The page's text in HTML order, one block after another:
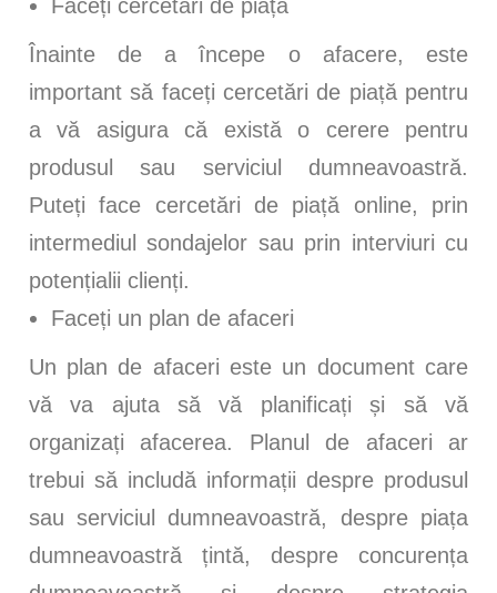
Faceți cercetări de piață
Înainte de a începe o afacere, este
important să faceți cercetări de piață pentru
a vă asigura că există o cerere pentru
produsul sau serviciul dumneavoastră.
Puteți face cercetări de piață online, prin
intermediul sondajelor sau prin interviuri cu
potențialii clienți.
Faceți un plan de afaceri
Un plan de afaceri este un document care
vă va ajuta să vă planificați și să vă
organizați afacerea. Planul de afaceri ar
trebui să includă informații despre produsul
sau serviciul dumneavoastră, despre piața
dumneavoastră țintă, despre concurența